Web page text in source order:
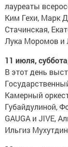
лауреаты
Ким Гехи, Марк
Стачинская,
Лука Моромов и
11 июля,
В этот день
Камерный
Губайдулиной,
GAUGA и JIVE,
Ильгиз